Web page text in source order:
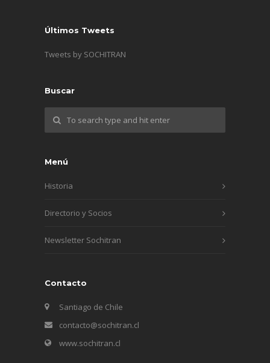
Últimos Tweets
Tweets by SOCHITRAN
Buscar
Menú
Historia
Directorio y Socios
Newsletter Sochitran
Contacto
Santiago de Chile
contacto@sochitran.cl
www.sochitran.cl